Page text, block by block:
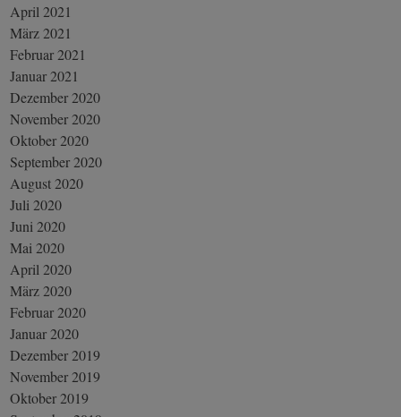
April 2021
März 2021
Februar 2021
Januar 2021
Dezember 2020
November 2020
Oktober 2020
September 2020
August 2020
Juli 2020
Juni 2020
Mai 2020
April 2020
März 2020
Februar 2020
Januar 2020
Dezember 2019
November 2019
Oktober 2019